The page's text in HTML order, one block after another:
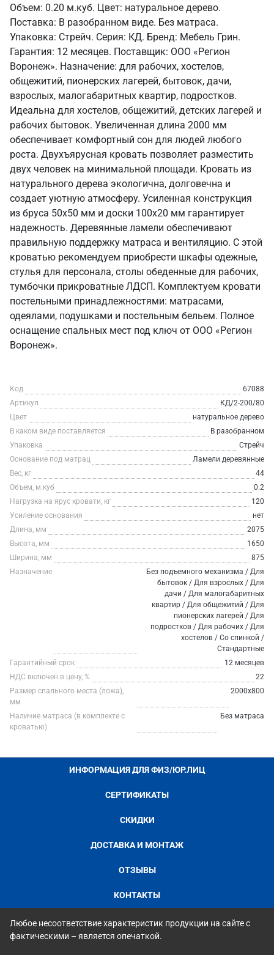
Объем: 0.20 м.куб. Цвет: натуральное дерево.
Поставка: В разобранном виде. Без матраса.
Упаковка: Стрейч. Серия: КД. Бренд: Мебель Грин.
Гарантия: 12 месяцев. Поставщик: ООО «Регион
Воронеж». Назначение: для рабочих, хостелов,
общежитий, пионерских лагерей, бытовок, дачи,
взрослых, малогабаритных квартир, подростков.
Идеальна для хостелов, общежитий, детских лагерей и
рабочих бытовок. Увеличенная длина 2000 мм
обеспечивает комфортный сон для людей любого
роста. Двухъярусная кровать позволяет разместить
двух человек на минимальной площади. Кровать из
натурального дерева экологична, долговечна и
создает уютную атмосферу. Усиленная конструкция
из бруса 50х50 мм и доски 100х20 мм гарантирует
надежность. Деревянные ламели обеспечивают
правильную поддержку матраса и вентиляцию. С этой
кроватью рекомендуем приобрести шкафы одежные,
стулья для персонала, столы обеденные для рабочих,
тумбочки прикроватные ЛДСП. Комплектуем кровати
постельными принадлежностями: матрасами,
одеялами, подушками и постельным бельем. Полное
оснащение спальных мест под ключ от ООО «Регион
Воронеж».
Код
67088
Артикул
КД/2-200/80
Цвет
натуральное дерево
В каком виде поставляется
В разобранном
Упаковка
Стрейч
Основание под матрац
Ламели деревянные
Вес, кг
44
Объем, м.куб
0.2
Нагрузка на ярус кровати, кг
120
Усиление основания
нет
Длина, мм
2075
Высота, мм
1650
Ширина, мм
875
Назначение
Без подъемного механизма / Для
бытовок / Для взрослых / Для
дачи / Для малогабаритных
квартир / Для общежитий / Для
пионерских лагерей / Для
подростков / Для рабочих / Для
хостелов / Со спинкой /
Стандартные
Гарантийный срок
12 месяцев
НДС включен в цену, %
22
Размер спального места (ложа),
мм
2000х800
Наличие матраса (в комплекте с
кроватью)
Без матраса
ИНФОРМАЦИЯ ДЛЯ ФИЗ/ЮР.ЛИЦ
СЕРТИФИКАТЫ
СКИДКИ
ДОСТАВКА И МОНТАЖ
ОТЗЫВЫ
КОНТАКТЫ
Любое несоответствие характеристик продукции на сайте с
фактическими – является опечаткой.